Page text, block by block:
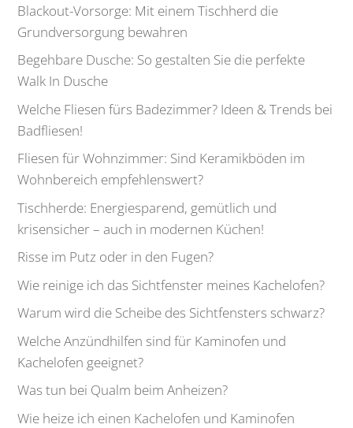
Blackout-Vorsorge: Mit einem Tischherd die
Grundversorgung bewahren
Begehbare Dusche: So gestalten Sie die perfekte
Walk In Dusche
Welche Fliesen fürs Badezimmer? Ideen & Trends bei
Badfliesen!
Fliesen für Wohnzimmer: Sind Keramikböden im
Wohnbereich empfehlenswert?
Tischherde: Energiesparend, gemütlich und
krisensicher – auch in modernen Küchen!
Risse im Putz oder in den Fugen?
Wie reinige ich das Sichtfenster meines Kachelofen?
Warum wird die Scheibe des Sichtfensters schwarz?
Welche Anzündhilfen sind für Kaminofen und
Kachelofen geeignet?
Was tun bei Qualm beim Anheizen?
Wie heize ich einen Kachelofen und Kaminofen